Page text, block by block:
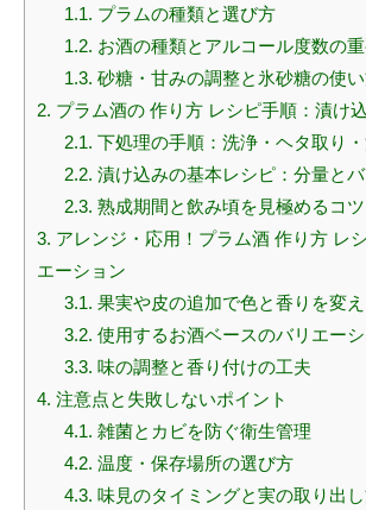
1.1. プラムの種類と選び方
1.2. お酒の種類とアルコール度数の
1.3. 砂糖・甘みの調整と氷砂糖の使
2. プラム酒の 作り方 レシピ手順：漬け
2.1. 下処理の手順：洗浄・ヘタ取り
2.2. 漬け込みの基本レシピ：分量と
2.3. 熟成期間と飲み頃を見極めるコツ
3. アレンジ・応用！プラム酒 作り方 レ
エーション
3.1. 果実や皮の追加で色と香りを変
3.2. 使用するお酒ベースのバリエー
3.3. 味の調整と香り付けの工夫
4. 注意点と失敗しないポイント
4.1. 雑菌とカビを防ぐ衛生管理
4.2. 温度・保存場所の選び方
4.3. 味見のタイミングと実の取り出